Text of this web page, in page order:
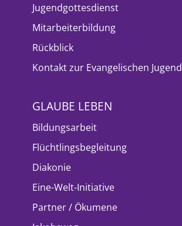
Jugendgottesdienst
Mitarbeiterbildung
Rückblick
Kontakt zur Evangelischen Jugend
GLAUBE LEBEN
Bildungsarbeit
Flüchtlingsbegleitung
Diakonie
Eine-Welt-Initiative
Partner / Ökumene